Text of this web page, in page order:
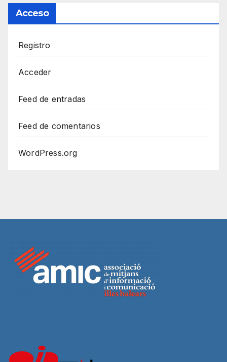
Acceso
Registro
Acceder
Feed de entradas
Feed de comentarios
WordPress.org